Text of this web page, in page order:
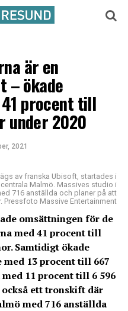
är en
– ökade
procent till
under 2020
2021
av franska Ubisoft, startades i
Malmö. Massives studio i
716 anställda och planer på att
Pressfoto Massive Entertainment
omsättningen för de
med 41 procent till
Samtidigt ökade
13 procent till 667
11 procent till 6 596
också ett tronskift där
med 716 anställda